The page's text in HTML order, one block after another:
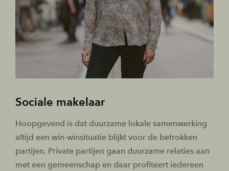
Sociale makelaar
Hoopgevend is dat duurzame lokale samenwerking
altijd een win-winsituatie blijkt voor de betrokken
partijen. Private partijen gaan duurzame relaties aan
met een gemeenschap en daar profiteert iedereen